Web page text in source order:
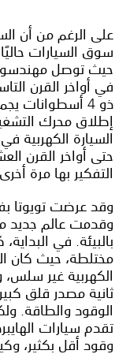
على الرغم من أن
سوق السيارات
حيث توصل مهندسو
في أواخر القرن
ذو 4 أسطوانات
السيارة الكهربية
حتى أواخر القرن
التفكير بها مرة أخرى.
وقدمت عالم جديد
بالبيئة. في
مختلطة، حيث كان
ثانية مصدر قلق
الوقود والطاقة.
تقدم سيارات
وقود أقل بكثير،